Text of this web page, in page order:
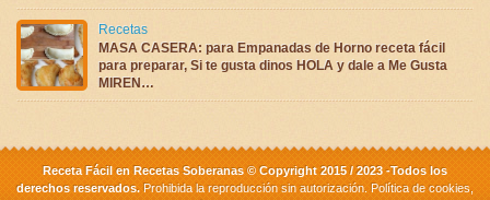
Recetas
MASA CASERA: para Empanadas de Horno receta fácil
para preparar, Si te gusta dinos HOLA y dale a Me Gusta
MIREN…
Receta Fácil en Recetas Soberanas © Copyright 2015 / 2023 -Todos los
derechos reservados. Prohibida la reproducción sin autorización. Política de cookies,